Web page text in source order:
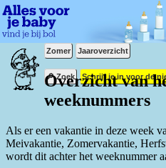
Zomer Jaaroverzicht
🔎 Zoek Schrijf je in voor de
Overzicht van
weeknummers
Als er een vakantie in deze week
Meivakantie, Zomervakantie,
wordt dit achter het weeknummer